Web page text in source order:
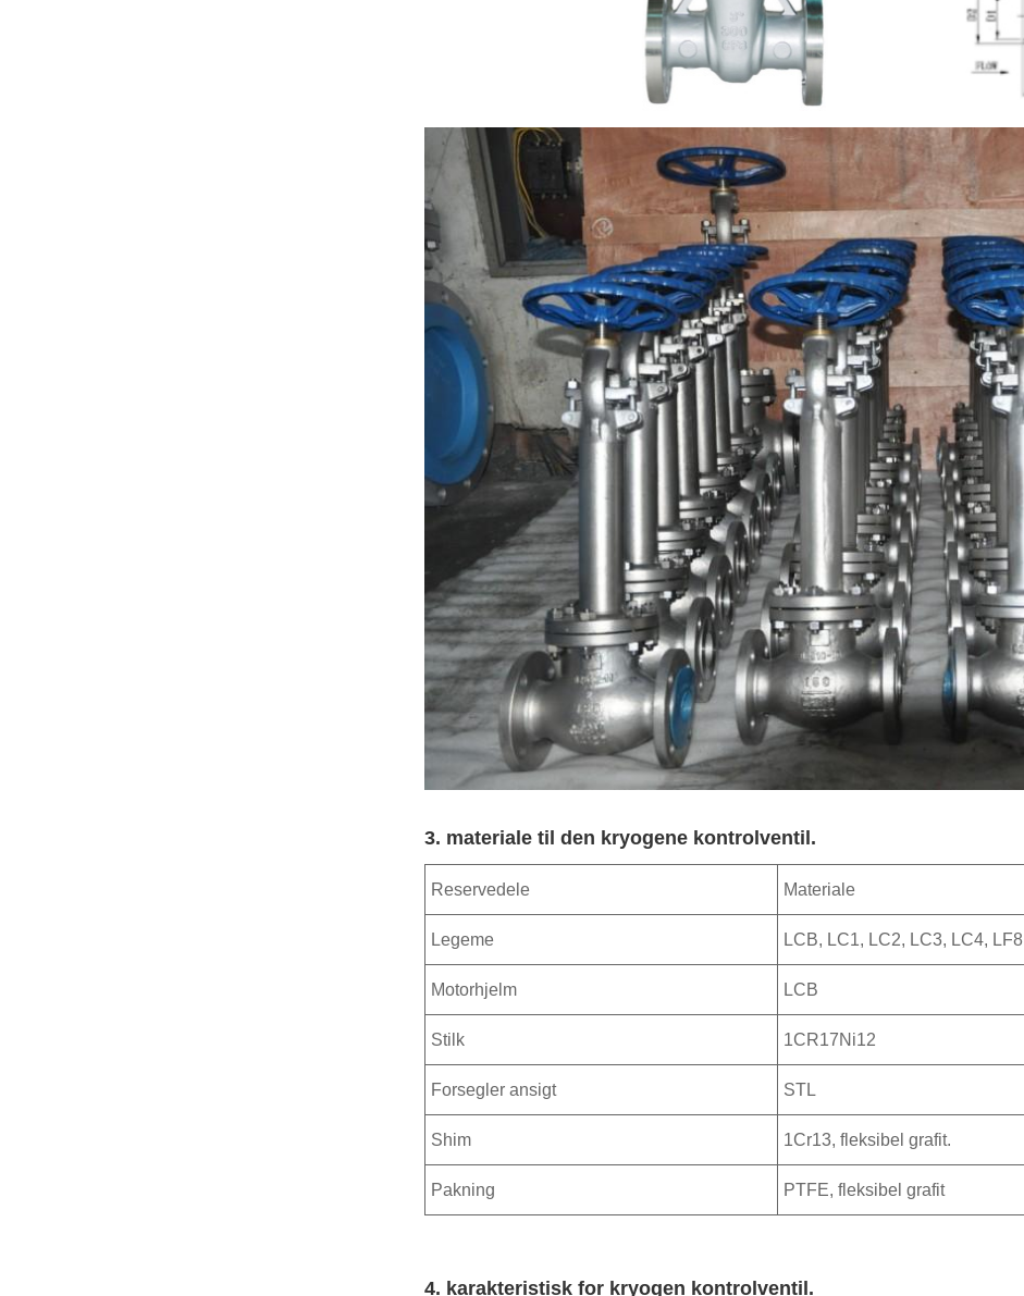
3. materiale til den kryogene kontrolventil.
Reservedele Materiale
Legeme LCB, LC1, LC2, LC3, LC4, LF8
Motorhjelm LCB
Stilk 1CR17Ni12
Forsegler ansigt STL
Shim 1Cr13, fleksibel grafit.
Pakning PTFE, fleksibel grafit
4. karakteristisk for kryogen kontrolventil.